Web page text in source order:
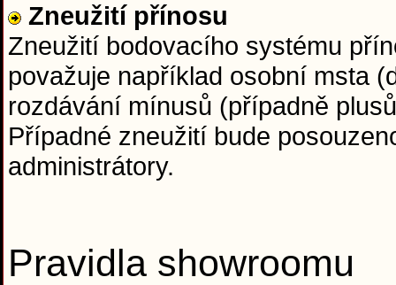
Zneužití přínosu
Zneužití bodovacího systému
považuje například osobní msta
rozdávání mínusů (případně
Případné zneužití bude
administrátory.
Pravidla showroomu